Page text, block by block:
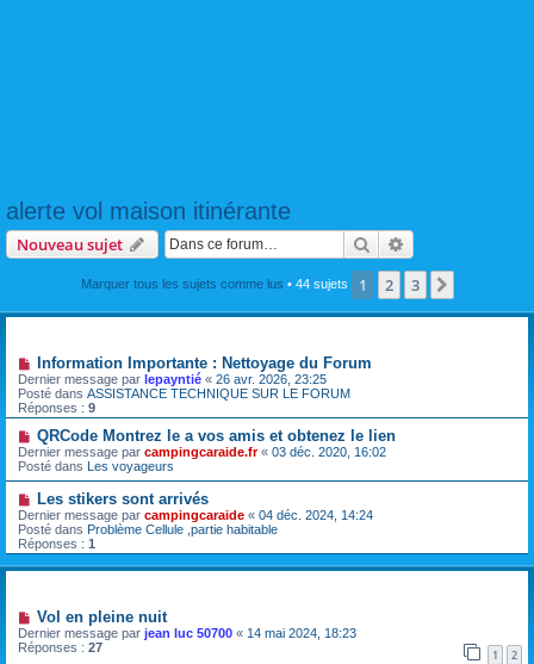
alerte vol maison itinérante
Nouveau sujet Rechercher
Marquer tous les sujets comme lus • 44 sujets 1 2 3
Information Importante : Nettoyage du Forum
Dernier message par lepayntié « 26 avr. 2026, 23:25
Posté dans ASSISTANCE TECHNIQUE SUR LE FORUM
Réponses : 9
QRCode Montrez le a vos amis et obtenez le lien
Dernier message par campingcaraide.fr« 03 déc. 2020, 16:02
Posté dans Les voyageurs
Les stikers sont arrivés
Dernier message par campingcaraide « 04 déc. 2024, 14:24
Posté dans Problème Cellule ,partie habitable
Réponses : 1
Vol en pleine nuit
Dernier message par jean luc 50700 « 14 mai 2024, 18:23
Réponses : 27 1 2